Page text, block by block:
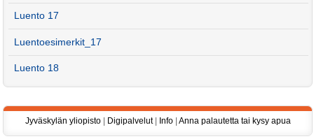
Luento 17
Luentoesimerkit_17
Luento 18
Jyväskylän yliopisto| Digipalvelut| Info| Anna palautetta tai kysy apua